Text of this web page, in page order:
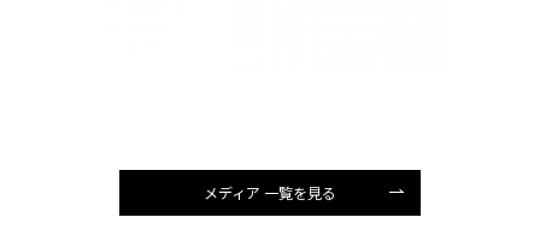
メディア 一覧を見る